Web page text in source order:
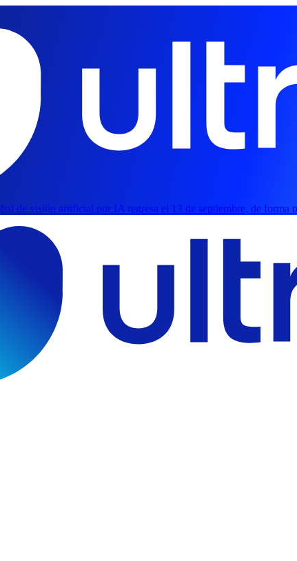
de visión artificial por IA regresa el 13 de septiembre, de forma